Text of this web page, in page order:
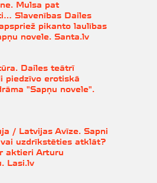
Mulsa pat
Slavenības Dailes
pikanto laulības
novele. Santa.lv
Dailes teātrī
piedzīvo erotiskā
"Sapņu novele".
/ Latvijas Avīze. Sapni
uzdrīkstēties atklāt?
aktieri Arturu
Lasi.lv